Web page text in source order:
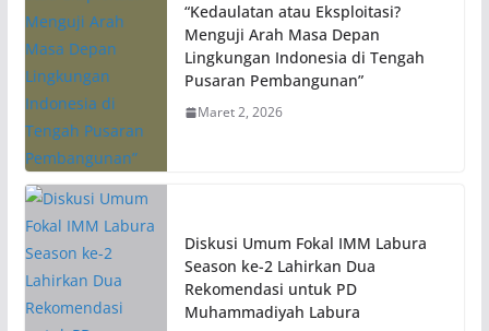
“Kedaulatan atau Eksploitasi?
Menguji Arah Masa Depan
Lingkungan Indonesia di Tengah
Pusaran Pembangunan”
Maret 2, 2026
Diskusi Umum Fokal IMM Labura
Season ke-2 Lahirkan Dua
Rekomendasi untuk PD
Muhammadiyah Labura